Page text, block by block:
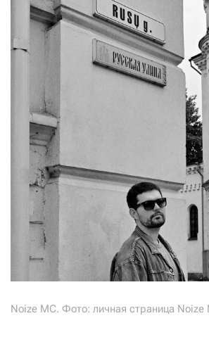
Noize MC. Фото: личная страница Noize